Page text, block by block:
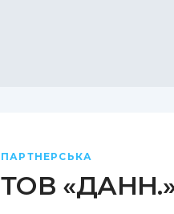
ПАРТНЕРСЬКА
ТОВ